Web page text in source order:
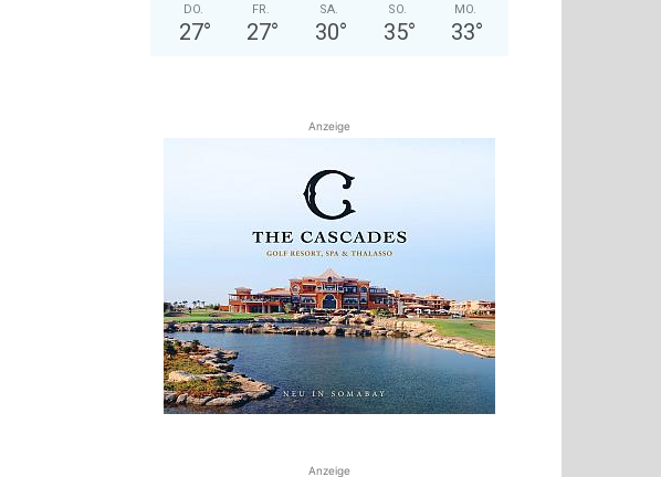
DO.
27°
FR.
27°
SA.
30°
SO.
35°
MO.
33°
Anzeige
Anzeige